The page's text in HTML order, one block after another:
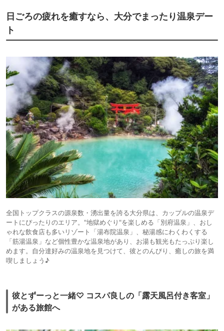
日ごろの疲れを癒すなら、大分でまったり温泉デー
ト
全国トップクラスの源泉数・湧出量を誇る大分県は、カップルの温泉デ
ートにぴったりのエリア。"地獄めぐり"を楽しめる「別府温泉」、おし
ゃれな飲食店も多いリゾート「湯布院温泉」、秘湯感にわくわくする
「筋湯温泉」など個性豊かな温泉地があり、お湯も観光もたっぷり楽し
めます。自分達好みの温泉地を見つけて、彼とのんびり、癒しの旅を満
喫しましょう♪
彼とずーっと一緒♡ コスパ良しの「露天風呂付き客室」
がある旅館へ